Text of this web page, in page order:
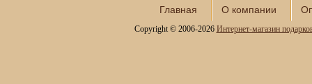
Главная
О компании
Copyright © 2006-2026 Интернет-магазин